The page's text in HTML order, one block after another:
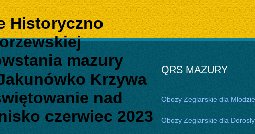
Historyczno
mazury
Krzywa
nad
czerwiec 2023
QRS MAZURY
Obozy Żeglarskie dla
Obozy Żeglarskie dla